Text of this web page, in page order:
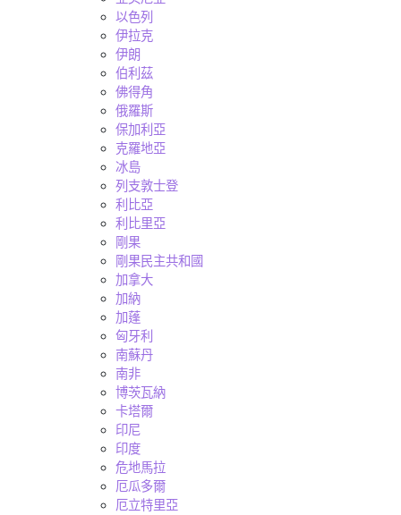
以色列
伊拉克
伊朗
伯利茲
佛得角
俄羅斯
保加利亞
克羅地亞
冰島
列支敦士登
利比亞
利比里亞
剛果
剛果民主共和國
加拿大
加納
加蓬
匈牙利
南蘇丹
南非
博茨瓦納
卡塔爾
印尼
印度
危地馬拉
厄瓜多爾
厄立特里亞